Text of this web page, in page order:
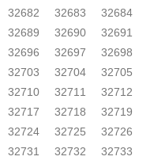
32682 32683
32684
32689 32690
32691
32696 32697
32698
32703 32704
32705
32710 32711
32712
32717 32718
32719
32724 32725
32726
32731 32732
32733